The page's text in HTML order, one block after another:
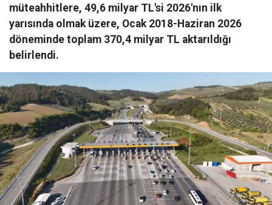
müteahhitlere, 49,6 milyar TL'si 2026'nın ilk
yarısında olmak üzere, Ocak 2018-Haziran 2026
döneminde toplam 370,4 milyar TL aktarıldığı
belirlendi.